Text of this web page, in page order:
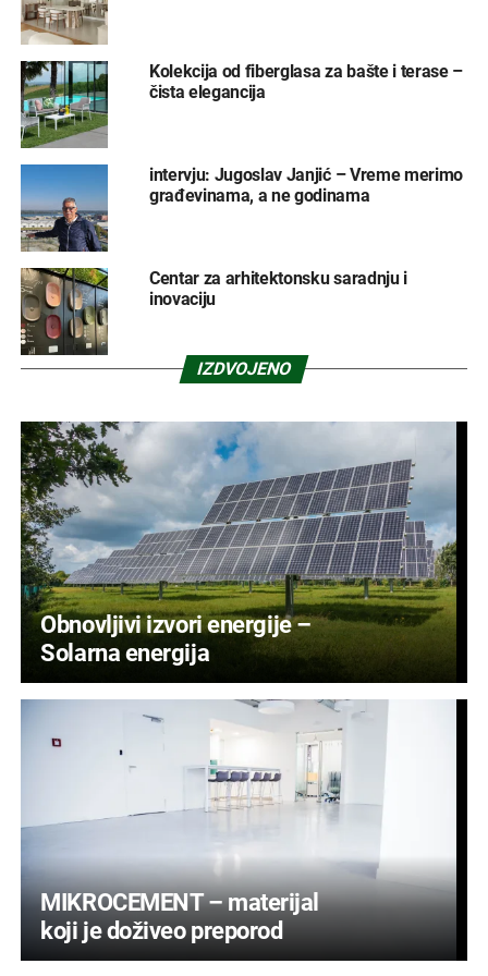
Kolekcija od fiberglasa za bašte i terase –
čista elegancija
intervju: Jugoslav Janjić – Vreme merimo
građevinama, a ne godinama
Centar za arhitektonsku saradnju i
inovaciju
IZDVOJENO
Obnovljivi izvori energije –
Solarna energija
MIKROCEMENT – materijal
koji je doživeo preporod